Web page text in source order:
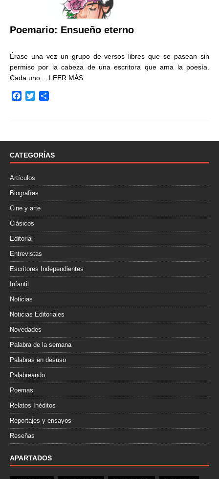
Poemario: Ensueño eterno
Érase una vez un grupo de versos libres que se pasean sin
permiso por la cabeza de una escritora que ama la poesía.
Cada uno… LEER MÁS
o
k
r
t
i
CATEGORÍAS
Artículos
Biografías
Cine y arte
Clásicos
Editorial
Entrevistas
Escritores Independientes
Infantil
Noticias
Noticias Editoriales
Novedades
Palabra de la semana
Palabras en desuso
Palabreando
Poemas
Relatos Inéditos
Reportajes y ensayos
Reseñas
APARTADOS